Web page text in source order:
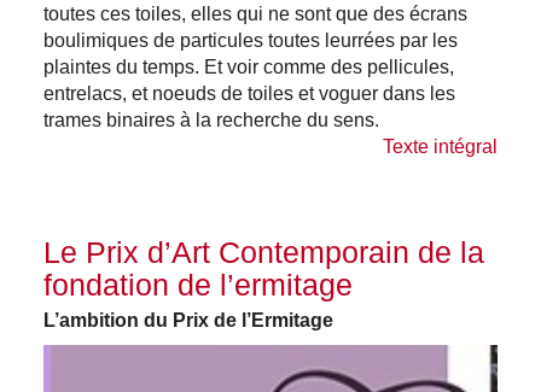
toutes ces toiles, elles qui ne sont que des écrans
boulimiques de particules toutes leurrées par les
plaintes du temps. Et voir comme des pellicules,
entrelacs, et noeuds de toiles et voguer dans les
trames binaires à la recherche du sens.
Texte intégral
Le Prix d’Art Contemporain de la
fondation de l’ermitage
L’ambition du Prix de l’Ermitage